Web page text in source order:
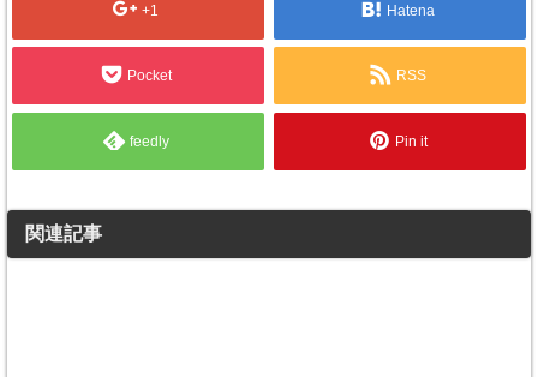
+1 Hatena
Pocket RSS
feedly Pin it
関連記事